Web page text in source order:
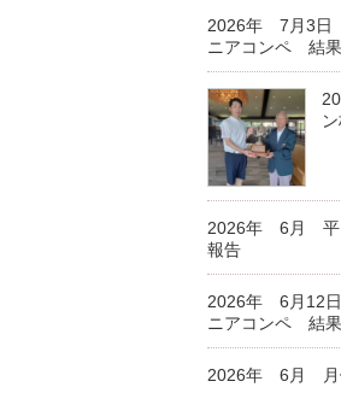
2026年 7月3日
ニアコンペ 結
2026年 6月 平
報告
2026年 6月12
ニアコンペ 結
2026年 6月 月